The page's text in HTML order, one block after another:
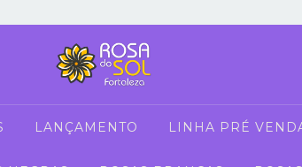
LANÇAMENTO LINHA PRÉ